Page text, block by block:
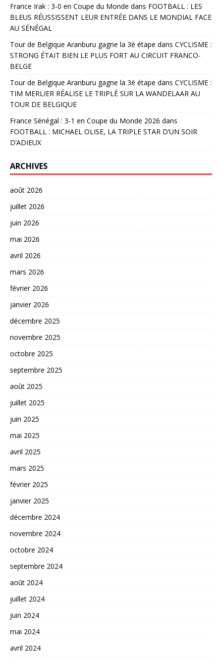
France Irak : 3-0 en Coupe du Monde dans FOOTBALL : LES
BLEUS RÉUSSISSENT LEUR ENTRÉE DANS LE MONDIAL FACE
AU SÉNÉGAL
Tour de Belgique Aranburu gagne la 3è étape dans CYCLISME :
STRONG ÉTAIT BIEN LE PLUS FORT AU CIRCUIT FRANCO-
BELGE
Tour de Belgique Aranburu gagne la 3è étape dans CYCLISME :
TIM MERLIER RÉALISE LE TRIPLÉ SUR LA WANDELAAR AU
TOUR DE BELGIQUE
France Sénégal : 3-1 en Coupe du Monde 2026 dans
FOOTBALL : MICHAEL OLISE, LA TRIPLE STAR D’UN SOIR
D’ADIEUX
ARCHIVES
août 2026
juillet 2026
juin 2026
mai 2026
avril 2026
mars 2026
février 2026
janvier 2026
décembre 2025
novembre 2025
octobre 2025
septembre 2025
août 2025
juillet 2025
juin 2025
mai 2025
avril 2025
mars 2025
février 2025
janvier 2025
décembre 2024
novembre 2024
octobre 2024
septembre 2024
août 2024
juillet 2024
juin 2024
mai 2024
avril 2024